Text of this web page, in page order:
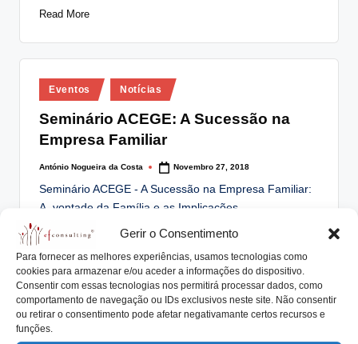
Gerir o Consentimento
Para fornecer as melhores experiências, usamos tecnologias como
cookies para armazenar e/ou aceder a informações do dispositivo.
Consentir com essas tecnologias nos permitirá processar dados, como
comportamento de navegação ou IDs exclusivos neste site. Não consentir
ou retirar o consentimento pode afetar negativamante certos recursos e
funções.
Read More
Posted
in
Eventos Notícias
Seminário ACEGE: A Sucessão na
Empresa Familiar
Posted
António Nogueira da Costa Novembro 27, 2018
Seminário ACEGE - A Sucessão na Empresa Familiar:
A vontade da Família e as Implicações…
Read More
Posted
in
Artigos Eventos Notícias